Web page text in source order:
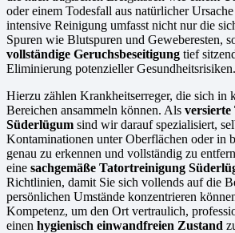
oder einem Todesfall aus natürlicher
intensive Reinigung umfasst nicht nur die
Spuren wie Blutspuren und Geweberesten,
vollständige Geruchsbeseitigung tief
Eliminierung potenzieller Gesundheitsrisiken.
Hierzu zählen Krankheitserreger, die sich in
Bereichen ansammeln können. Als versierte
Süderlügum sind wir darauf spezialisiert,
Kontaminationen unter Oberflächen oder in
genau zu erkennen und vollständig zu
eine sachgemäße Tatortreinigung
Richtlinien, damit Sie sich vollends auf die
persönlichen Umstände konzentrieren
Kompetenz, um den Ort vertraulich,
einen hygienisch einwandfreien Zustand